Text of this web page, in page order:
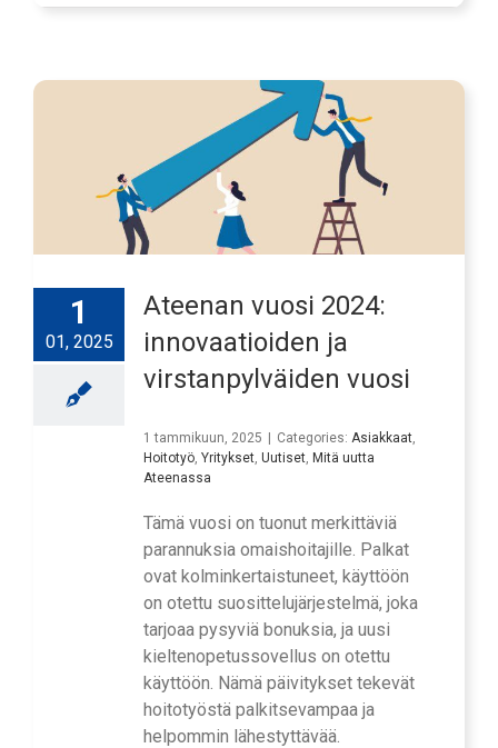
1
01, 2025
Ateenan vuosi 2024:
innovaatioiden ja
virstanpylväiden vuosi
1 tammikuun, 2025 | Categories: Asiakkaat
Hoitotyö Yritykset Uutiset Mitä uutta
Ateenassa
Tämä vuosi on tuonut merkittäviä
parannuksia omaishoitajille. Palkat
ovat kolminkertaistuneet, käyttöön
on otettu suosittelujärjestelmä, joka
tarjoaa pysyviä bonuksia, ja uusi
kieltenopetussovellus on otettu
käyttöön. Nämä päivitykset tekevät
hoitotyöstä palkitsevampaa ja
helpommin lähestyttävää.